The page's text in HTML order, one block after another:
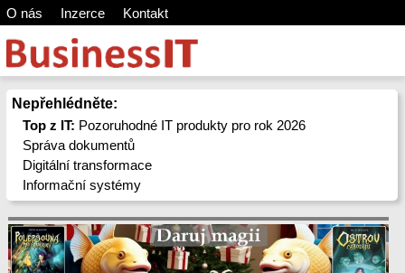
O nás Inzerce Kontakt
Nepřehlédněte:
Top z IT: Pozoruhodné IT produkty pro rok 2026
Správa dokumentů
Digitální transformace
Informační systémy